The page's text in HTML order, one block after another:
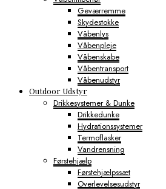
Geværremme
Skydestokke
Våbenlys
Våbenpleje
Våbenskabe
Våbentransport
Våbenudstyr
Outdoor Udstyr
Drikkesystemer & Dunke
Drikkedunke
Hydrationssystemer
Termoflasker
Vandrensning
Førstehjælp
Førstehjælpssæt
Overlevelsesudstyr